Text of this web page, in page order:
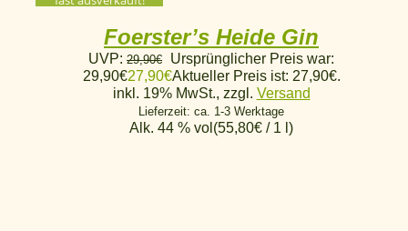
Foerster’s Heide Gin
UVP: 29,90€
Ursprünglicher Preis war:
29,90€27,90€Aktueller Preis ist: 27,90€.
inkl. 19% MwSt., zzgl. Versand
Lieferzeit: ca. 1-3 Werktage
Alk. 44 % vol (55,80€ / 1 l)